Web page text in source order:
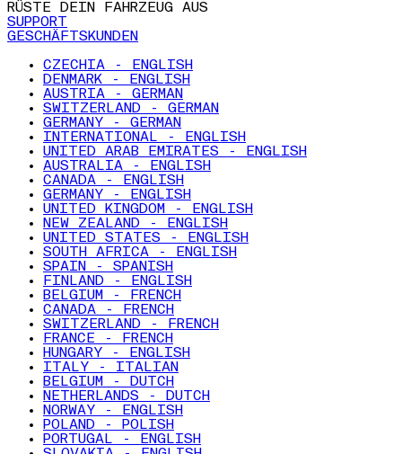
RÜSTE DEIN FAHRZEUG AUS
SUPPORT
GESCHÄFTSKUNDEN
CZECHIA - ENGLISH
DENMARK - ENGLISH
AUSTRIA - GERMAN
SWITZERLAND - GERMAN
GERMANY - GERMAN
INTERNATIONAL - ENGLISH
UNITED ARAB EMIRATES - ENGLISH
AUSTRALIA - ENGLISH
CANADA - ENGLISH
GERMANY - ENGLISH
UNITED KINGDOM - ENGLISH
NEW ZEALAND - ENGLISH
UNITED STATES - ENGLISH
SOUTH AFRICA - ENGLISH
SPAIN - SPANISH
FINLAND - ENGLISH
BELGIUM - FRENCH
CANADA - FRENCH
SWITZERLAND - FRENCH
FRANCE - FRENCH
HUNGARY - ENGLISH
ITALY - ITALIAN
BELGIUM - DUTCH
NETHERLANDS - DUTCH
NORWAY - ENGLISH
POLAND - POLISH
PORTUGAL - ENGLISH